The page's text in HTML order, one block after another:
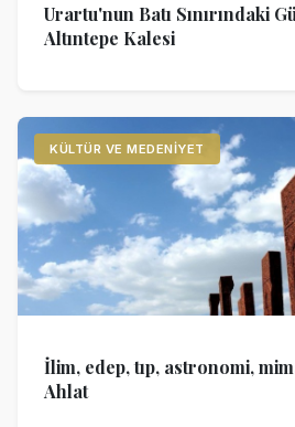
Urartu'nun Batı Sınırındaki
Altıntepe Kalesi
KÜLTÜR VE MEDENIYET
İlim, edep, tıp, astronomi,
Ahlat